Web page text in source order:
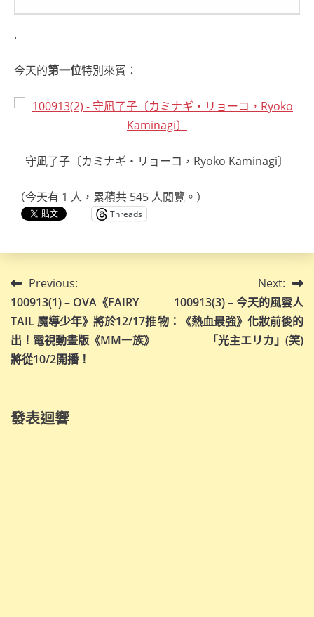
.
今天的第一位特別來賓：
守凪了子〔カミナギ・リョーコ，Ryoko Kaminagi〕
（今天有 1 人，累積共 545 人閱覽。）
Threads
文
章
導
覽
Previous:
100913(1) – OVA《FAIRY
TAIL 魔導少年》將於12/17推
出！電視動畫版《MM一族》
將從10/2開播！
Next:
100913(3) – 今天的風雲人
物：《熱血最強》化妝前後的
「光主エリカ」(笑)
發表迴響